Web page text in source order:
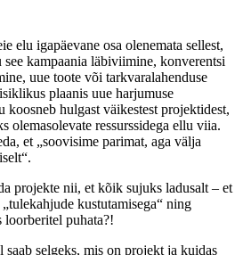
elu igapäevane osa olenemata sellest,
kampaania läbiviimine, konverentsi
uue toote või tarkvaralahenduse
plaanis uue harjumuse
koosneb hulgast väikestest projektidest,
olemasolevate ressurssidega ellu viia.
et „soovisime parimat, aga välja
projekte nii, et kõik sujuks ladusalt – et
kustutamisega“ ning
loorberitel puhata?!
selgeks, mis on projekt ja kuidas